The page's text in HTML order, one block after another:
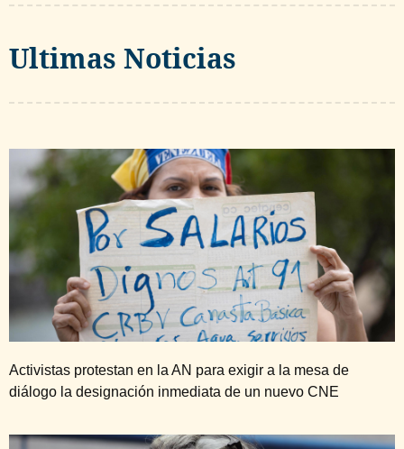
Ultimas Noticias
Activistas protestan en la AN para exigir a la mesa de
diálogo la designación inmediata de un nuevo CNE